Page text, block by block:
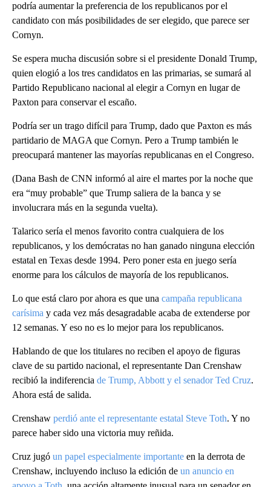
podría aumentar la preferencia de los republicanos por el
candidato con más posibilidades de ser elegido, que parece ser
Cornyn.
Se espera mucha discusión sobre si el presidente Donald Trump,
quien elogió a los tres candidatos en las primarias, se sumará al
Partido Republicano nacional al elegir a Cornyn en lugar de
Paxton para conservar el escaño.
Podría ser un trago difícil para Trump, dado que Paxton es más
partidario de MAGA que Cornyn. Pero a Trump también le
preocupará mantener las mayorías republicanas en el Congreso.
(Dana Bash de CNN informó al aire el martes por la noche que
era “muy probable” que Trump saliera de la banca y se
involucrara más en la segunda vuelta).
Talarico sería el menos favorito contra cualquiera de los
republicanos, y los demócratas no han ganado ninguna elección
estatal en Texas desde 1994. Pero poner esta en juego sería
enorme para los cálculos de mayoría de los republicanos.
Lo que está claro por ahora es que una campaña republicana
carísima y cada vez más desagradable acaba de extenderse por
12 semanas. Y eso no es lo mejor para los republicanos.
Hablando de que los titulares no reciben el apoyo de figuras
clave de su partido nacional, el representante Dan Crenshaw
recibió la indiferencia de Trump, Abbott y el senador Ted Cruz.
Ahora está de salida.
Crenshaw perdió ante el representante estatal Steve Toth. Y no
parece haber sido una victoria muy reñida.
Cruz jugó un papel especialmente importante en la derrota de
Crenshaw, incluyendo incluso la edición de un anuncio en